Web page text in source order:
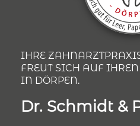
IHRE
FREUT SICH AUF
IN DÖRPEN.
Dr. Schmidt &